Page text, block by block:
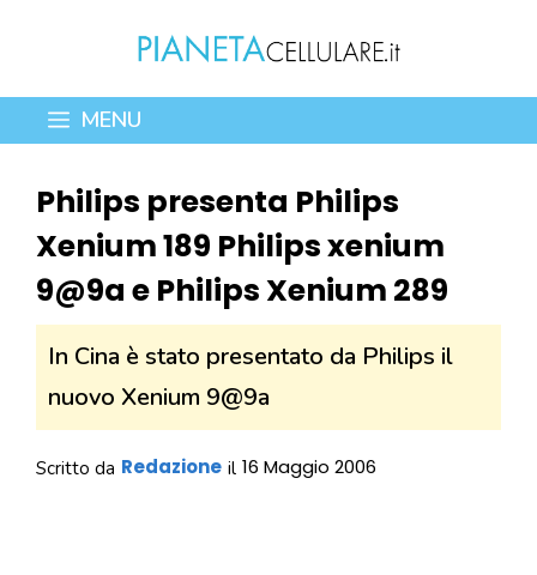
contenuto
MENU
Philips presenta Philips
Xenium 189 Philips xenium
9@9a e Philips Xenium 289
In Cina è stato presentato da Philips il
nuovo Xenium 9@9a
Scritto da Redazione il 16 Maggio 2006